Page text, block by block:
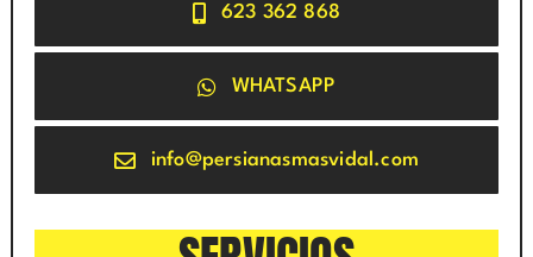
623 362 868
WHATSAPP
info@persianasmasvidal.com